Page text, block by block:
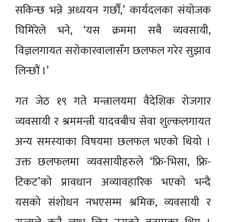
सकिन्छ भन्ने अध्ययन गर्छौं,’ कार्यदलका संयोजक
घिमिरेले भने, ‘यस क्रममा सबै व्यवसायी,
विज्ञलगायत सरोकारवालासँग छलफल गरेर सुझाव
लिन्छौं ।’
गत जेठ १९ गते मन्त्रालयमा वैदेशिक रोजगार
व्यवसायी र श्रममन्त्री यादवबीच सेवा शुल्कलगायत
अन्य समस्याका विषयमा छलफल भएको थियो ।
उक्त छलफलमा व्यवसायीहरुले ‘फ्रि-भिसा, फ्रि-
टिकट’को प्रावधान अव्यावहारिक भएको भन्दै
यसको संशोधन नभएसम्म श्रमिक, व्यवसायी र